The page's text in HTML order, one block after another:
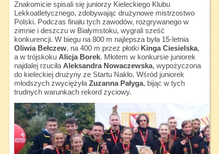
Znakomicie spisali się juniorzy Kieleckiego Klubu
Lekkoatletycznego, zdobywając drużynowe mistrzostwo
Polski. Podczas finału tych zawodów, rozgrywanego w
zimnie i deszczu w Białymstoku, wygrali sześć
konkurencji. W biegu na 800 m najlepsza była 15-letnia
Oliwia Bełczew, na 400 m przez płotki Kinga Ciesielska,
a w trójskoku Alicja Borek. Młotem w konkursie juniorek
najdalej rzuciłaAleksandra Nowaczewska, wypożyczona
do kieleckiej drużyny ze Startu Nakło. Wśród juniorek
młodszych zwyciężyłaZuzanna Pałyga, bijąc w tych
trudnych warunkach rekord zyciowy.